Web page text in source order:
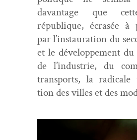
davan­tage que
république, écrasée à
par l’in­stau­ra­tion du
et le développe­ment du
de l’in­dus­trie, du
trans­ports, la
tion des villes et des